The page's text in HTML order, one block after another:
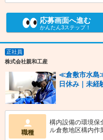
応募画面へ進む
かんたん3ステップ！
正社員
株式会社親和工産
≪倉敷市水島
日休み｜未経
職種
構内設備の環境保
ル倉敷地区構内作